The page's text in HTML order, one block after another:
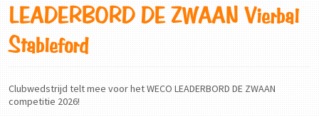
LEADERBORD DE ZWAAN Vierbal
Stableford
Clubwedstrijd telt mee voor het WECO LEADERBORD DE ZWAAN
competitie 2026!